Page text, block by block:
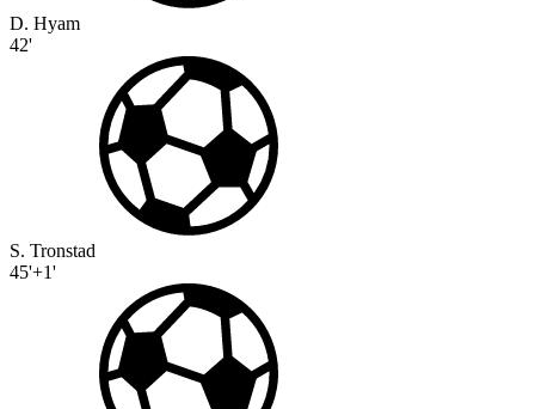
D. Hyam
42'
S. Tronstad
45'+1'